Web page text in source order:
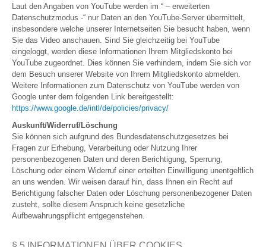
Laut den Angaben von YouTube werden im “ – erweiterten
Datenschutzmodus -“ nur Daten an den YouTube-Server übermittelt,
insbesondere welche unserer Internetseiten Sie besucht haben, wenn
Sie das Video anschauen. Sind Sie gleichzeitig bei YouTube
eingeloggt, werden diese Informationen Ihrem Mitgliedskonto bei
YouTube zugeordnet. Dies können Sie verhindern, indem Sie sich vor
dem Besuch unserer Website von Ihrem Mitgliedskonto abmelden.
Weitere Informationen zum Datenschutz von YouTube werden von
Google unter dem folgenden Link bereitgestellt:
https://www.google.de/intl/de/policies/privacy/
Auskunft/Widerruf/Löschung
Sie können sich aufgrund des Bundesdatenschutzgesetzes bei
Fragen zur Erhebung, Verarbeitung oder Nutzung Ihrer
personenbezogenen Daten und deren Berichtigung, Sperrung,
Löschung oder einem Widerruf einer erteilten Einwilligung unentgeltlich
an uns wenden. Wir weisen darauf hin, dass Ihnen ein Recht auf
Berichtigung falscher Daten oder Löschung personenbezogener Daten
zusteht, sollte diesem Anspruch keine gesetzliche
Aufbewahrungspflicht entgegenstehen.